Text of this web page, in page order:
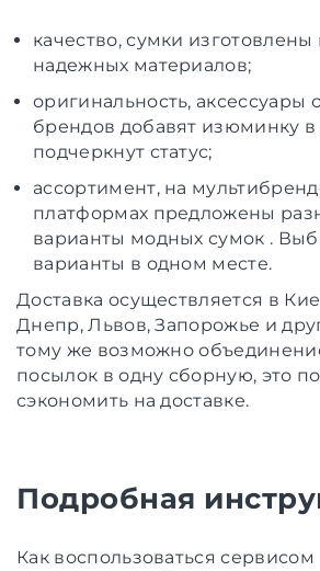
качество, сумки
надежных материалов;
оригинальность, аксессуары
брендов добавят изюминку
подчеркнут статус;
ассортимент, на
платформах предложены
варианты модных сумок .
варианты в одном месте.
Доставка осуществляется в
Днепр, Львов, Запорожье и
тому же возможно
посылок в одну сборную, это
сэкономить на доставке.
Подробная
Как воспользоваться сервисом